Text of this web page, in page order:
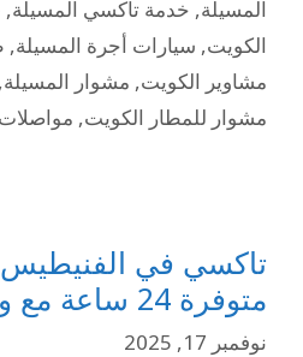
المسيلة, خدمة تاكسي المسيلة,
الكويت, سيارات أجرة المسيلة,
مشاوير الكويت, مشوار المسيلة,
مشوار للمطار الكويت,
تاكسي في
متوفرة 24 ساعة مع وصول سريع
نوفمبر 17, 2025